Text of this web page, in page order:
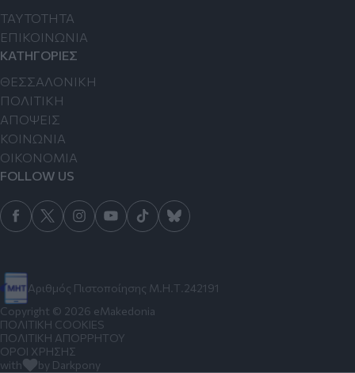
Αριθμός Πιστοποίησης Μ.Η.Τ.242191
TAYTOTHTA
ΕΠΙΚΟΙΝΩΝΙΑ
ΚΑΤΗΓΟΡΙΕΣ
ΘΕΣΣΑΛΟΝΙΚΗ
ΠΟΛΙΤΙΚΗ
ΑΠΟΨΕΙΣ
ΚΟΙΝΩΝΙΑ
ΟΙΚΟΝΟΜΙΑ
FOLLOW US
Copyright © 2026 eMakedonia
ΠΟΛΙΤΙΚΗ COOKIES
ΠΟΛΙΤΙΚΗ ΑΠΟΡΡΗΤΟΥ
ΟΡΟΙ ΧΡΗΣΗΣ
with
by Darkpony